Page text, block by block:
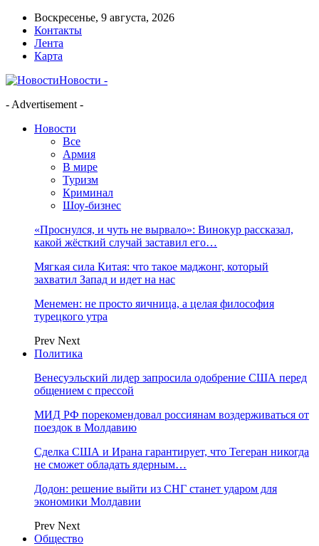
Воскресенье, 9 августа, 2026
Контакты
Лента
Карта
Новости -
- Advertisement -
Новости
Все
Армия
В мире
Туризм
Криминал
Шоу-бизнес
«Проснулся, и чуть не вырвало»: Винокур рассказал,
какой жёсткий случай заставил его…
Мягкая сила Китая: что такое маджонг, который
захватил Запад и идет на нас
Менемен: не просто яичница, а целая философия
турецкого утра
Prev Next
Политика
Венесуэльский лидер запросила одобрение США перед
общением с прессой
МИД РФ порекомендовал россиянам воздерживаться от
поездок в Молдавию
Сделка США и Ирана гарантирует, что Тегеран никогда
не сможет обладать ядерным…
Додон: решение выйти из СНГ станет ударом для
экономики Молдавии
Prev Next
Общество